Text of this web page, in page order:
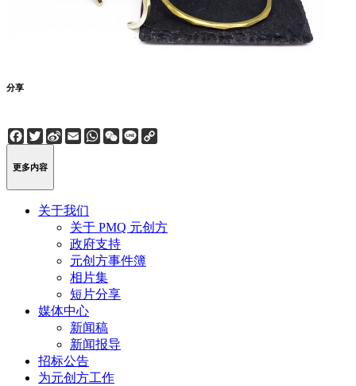
分享
Facebook
Twitter
Sina
Weibo
EmailWhatsApp
WeChat
Line
更多内容
关于我们
关于 PMQ 元创方
政府支持
元创方事件簿
相片集
短片分享
媒体中心
新闻稿
新闻报导
招标公告
为元创方工作